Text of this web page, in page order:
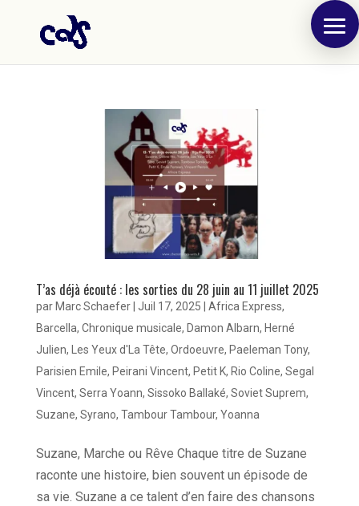
T’as déjà écouté : les sorties du 28 juin au 11 juillet 2025
par Marc Schaefer| Juil 17, 2025 Africa Express,
Barcella, Chronique musicale, Damon Albarn, Herné
Julien, Les Yeux d'La Tête, Ordoeuvre, Paeleman Tony,
Parisien Emile, Peirani Vincent, Petit K, Rio Coline, Segal
Vincent, Serra Yoann, Sissoko Ballaké, Soviet Suprem,
Suzane, Syrano, Tambour Tambour, Yoanna
Suzane, Marche ou Rêve Chaque titre de Suzane
raconte une histoire, bien souvent un épisode de
sa vie. Suzane a ce talent d’en faire des chansons